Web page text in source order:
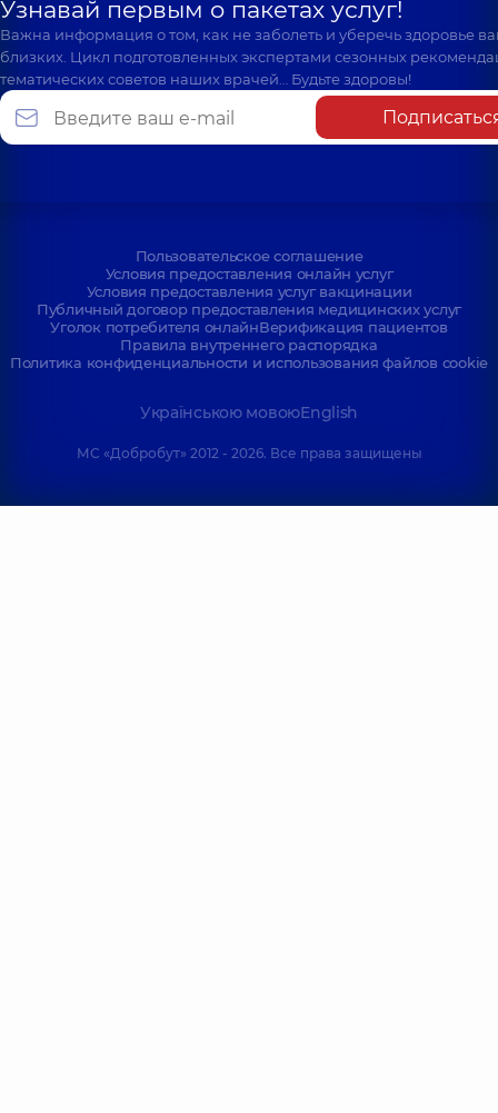
Узнавай первым о пакетах услуг!
Важна информация о том, как не заболеть и уберечь здоровье
близких. Цикл подготовленных экспертами сезонных
тематических советов наших врачей… Будьте здоровы!
Пользовательское соглашение
Условия предоставления онлайн услуг
Условия предоставления услуг вакцинации
Публичный договор предоставления медицинских услуг
Уголок потребителя онлайнВерификация пациентов
Правила внутреннего распорядка
Политика конфиденциальности и использования файлов cookie
Українською мовоюEnglish
МС «Добробут» 2012 - 2026. Все права защищены